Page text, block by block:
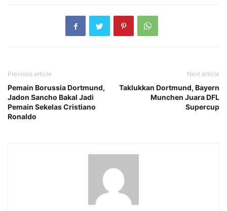
Previous article
Pemain Borussia Dortmund,
Jadon Sancho Bakal Jadi
Pemain Sekelas Cristiano
Ronaldo
Next article
Taklukkan Dortmund, Bayern
Munchen Juara DFL
Supercup